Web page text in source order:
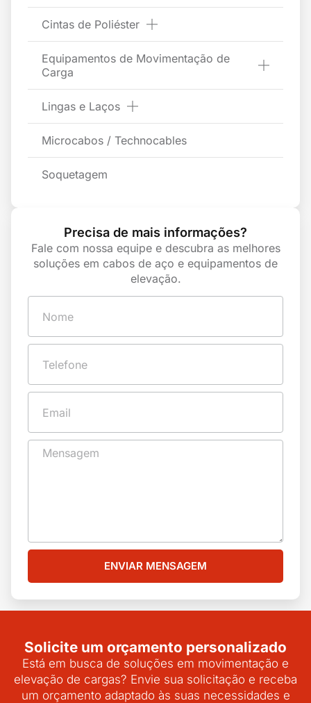
Cintas de Poliéster
Equipamentos de Movimentação de
Carga
Lingas e Laços
Microcabos / Technocables
Soquetagem
Precisa de mais informações?
Fale com nossa equipe e descubra as melhores
soluções em cabos de aço e equipamentos de
elevação.
ENVIAR MENSAGEM
Solicite um orçamento personalizado
Está em busca de soluções em movimentação e
elevação de cargas? Envie sua solicitação e receba
um orçamento adaptado às suas necessidades e